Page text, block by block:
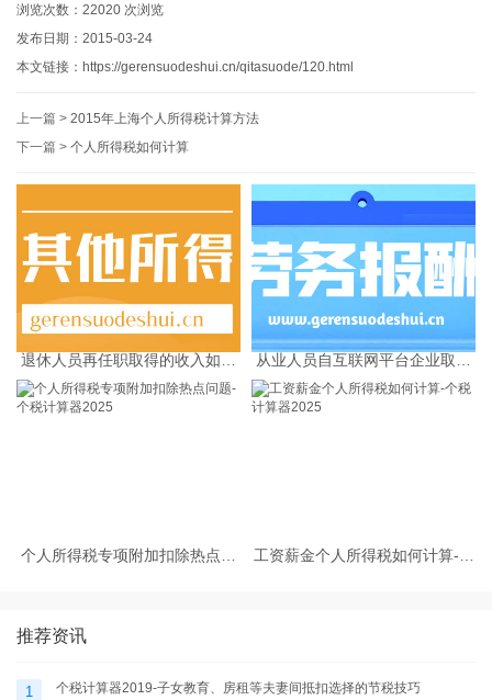
浏览次数： 22020 次浏览
发布日期：2015-03-24
本文链接： https://gerensuodeshui.cn/qitasuode/120.html
上一篇 > 2015年上海个人所得税计算方法
下一篇 > 个人所得税如何计算
退休人员再任职取得的收入如何
从业人员自互联网平台企业取得
劳务报酬所得的个人所得税预扣
预缴计算方法
个人所得税专项附加扣除热点问
工资薪金个人所得税如何计算-个
推荐资讯
1 个税计算器2019-子女教育、房租等夫妻间抵扣选择的节税技巧